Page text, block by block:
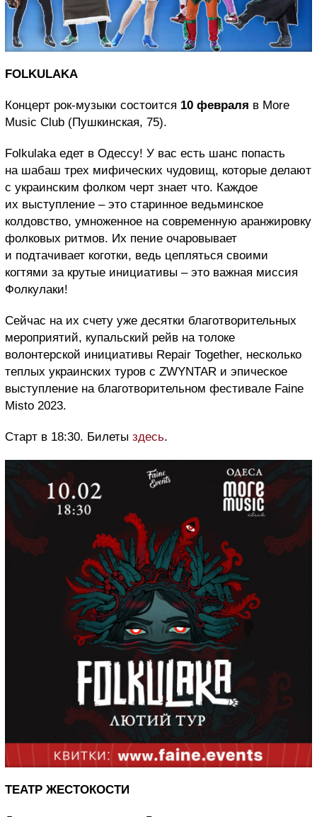
FOLKULAKA
Концерт рок-музыки состоится 10 февраля в More
Music Club (Пушкинская, 75).
Folkulaka едет в Одессу! У вас есть шанс попасть
на шабаш трех мифических чудовищ, которые делают
с украинским фолком черт знает что. Каждое
их выступление – это старинное ведьминское
колдовство, умноженное на современную аранжировку
фолковых ритмов. Их пение очаровывает
и подтачивает коготки, ведь цепляться своими
когтями за крутые инициативы – это важная миссия
Фолкулаки!
Сейчас на их счету уже десятки благотворительных
мероприятий, купальский рейв на толоке
волонтерской инициативы Repair Together, несколько
теплых украинских туров с ZWYNTAR и эпическое
выступление на благотворительном фестивале Faine
Misto 2023.
Старт в 18:30. Билеты здесь.
ТЕАТР ЖЕСТОКОСТИ